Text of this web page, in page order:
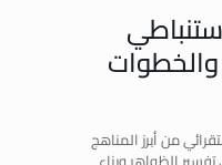
والخطوات
من أبرز المناهج